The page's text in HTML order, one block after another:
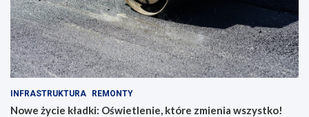
INFRASTRUKTURA REMONTY
Nowe życie kładki: Oświetlenie, które zmienia wszystko!